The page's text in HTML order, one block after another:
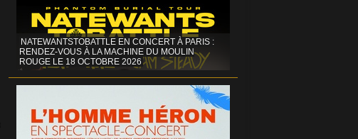
NATEWANTSTOBATTLE EN CONCERT À PARIS :
RENDEZ-VOUS À LA MACHINE DU MOULIN
ROUGE LE 18 OCTOBRE 2026